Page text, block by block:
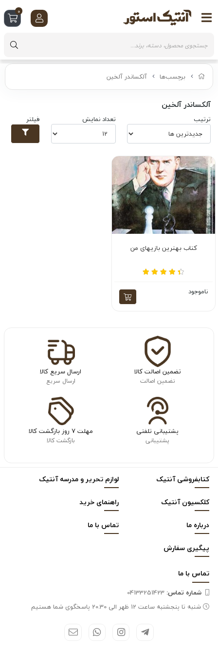
برچسب‌ها آلکساندر آلخین
آلکساندر آلخین
ترتیب تعداد نمایش فیلتر
کتاب بهترین بازیهای من
ناموجود
تضمین اصالت کالا
تضمین اصالت
ارسال سریع کالا
ارسال سریع
پشتیبانی تلفنی
پشتیبانی
مهلت ۷ روز بازگشت کالا
بازگشت کالا
کتابفروشی آنتیک
لوازم تحریر و مدرسه آنتیک
کلکسیون آنتیک
راهنمای خرید
درباره ما
تماس با ما
پیگیری سفارش
تماس با ما
شماره تماس‌:
شنبه تا پنجشنبه ساعت 12 ظهر الی 20.30 پاسخگوی شما هستیم
0